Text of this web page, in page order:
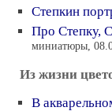
Степкин
Про Степку,
миниатюры,
Из жизни
В